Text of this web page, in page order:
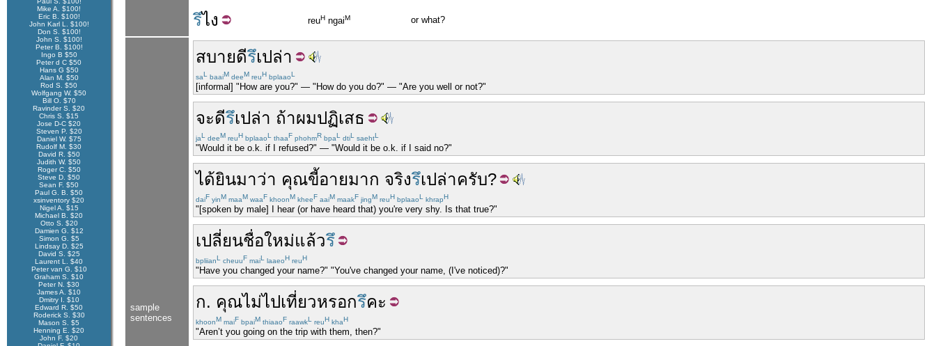
Mike A. $100!
Eric B. $100!
John Karl L. $100!
Don S. $100!
John S. $100!
Peter B. $100!
Ingo B $50
Peter d C $50
Hans G $50
Alan M. $50
Rod S. $50
Wolfgang W. $50
Bill O. $70
Ravinder S. $20
Chris S. $15
Jose D-C $20
Steven P. $20
Daniel W. $75
Rudolf M. $30
David R. $50
Judith W. $50
Roger C. $50
Steve D. $50
Sean F. $50
Paul G. B. $50
xsinventory $20
Nigel A. $15
Michael B. $20
Otto S. $20
Damien G. $12
Simon G. $5
Lindsay D. $25
David S. $25
Laurent L. $40
Peter van G. $10
Graham S. $10
Peter N. $30
James A. $10
Dmitry I. $10
Edward R. $50
Roderick S. $30
Mason S. $5
Henning E. $20
John F. $20
รึไง reuH ngaiM or what?
sample
sentences
สบายดีรึเปล่า
saL baaiM deeM reuH bplaaoL
[informal] "How are you?" — "How do you do?" — "Are you well or not?"
จะดีรึเปล่า ถ้าผมปฏิเสธ
jaL deeM reuH bplaaoL thaaF phohmR bpaL dtiL saehtL
"Would it be o.k. if I refused?" — "Would it be o.k. if I said no?"
ได้ยินมาว่า คุณขี้อายมาก จริงรึเปล่าครับ?
daiF yinM maaM waaF khoonM kheeF aaiM maakF jingM reuH bplaaoL khrapH
"[spoken by male] I hear (or have heard that) you're very shy. Is that true?"
เปลี่ยนชื่อใหม่แล้วรึ
bpliianL cheuuF maiL laaeoH reuH
"Have you changed your name?" "You've changed your name, (I've noticed)?"
ก. คุณไม่ไปเที่ยวหรอกรึคะ
khoonM maiF bpaiM thiaaoF raawkL reuH khaH
"Aren’t you going on the trip with them, then?"